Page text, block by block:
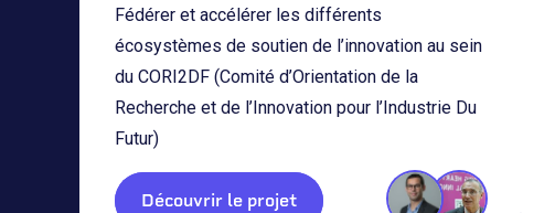
Fédérer et accélérer les différents
écosystèmes de soutien de l’innovation au sein
du CORI2DF (Comité d’Orientation de la
Recherche et de l’Innovation pour l’Industrie Du
Futur)
Découvrir le projet